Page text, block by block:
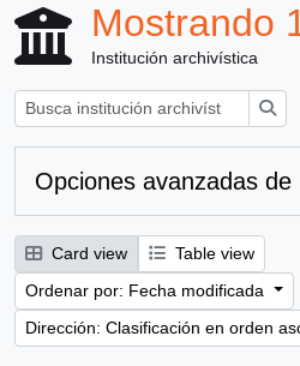
Mostrando
Institución archivística
Opciones avanzadas de
Card view
Table view
Ordenar por: Fecha modificada
Dirección: Clasificación en orden